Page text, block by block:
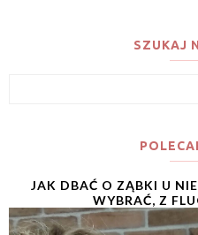
SZUKAJ
JAK DBAĆ O ZĄBKI U
WYBRAĆ, Z